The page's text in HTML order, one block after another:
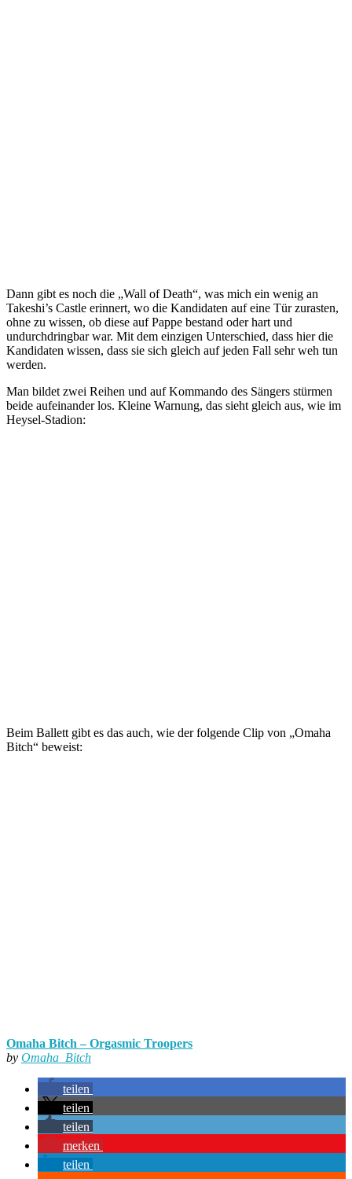
Dann gibt es noch die „Wall of Death“, was mich ein wenig an
Takeshi’s Castle erinnert, wo die Kandidaten auf eine Tür zurasten,
ohne zu wissen, ob diese auf Pappe bestand oder hart und
undurchdringbar war. Mit dem einzigen Unterschied, dass hier die
Kandidaten wissen, dass sie sich gleich auf jeden Fall sehr weh tun
werden.
Man bildet zwei Reihen und auf Kommando des Sängers stürmen
beide aufeinander los. Kleine Warnung, das sieht gleich aus, wie im
Heysel-Stadion:
Beim Ballett gibt es das auch, wie der folgende Clip von „Omaha
Bitch“ beweist:
Omaha Bitch – Orgasmic Troopers
by Omaha_Bitch
teilen
teilen
teilen
merken
teilen